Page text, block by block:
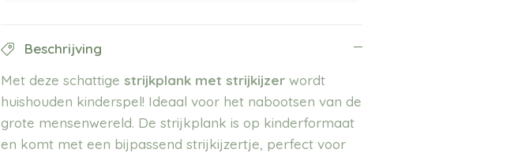
Beschrijving
Met deze schattigestrijkplank met strijkijzer wordt
huishouden kinderspel! Ideaal voor het nabootsen van de
grote mensenwereld. De strijkplank is op kinderformaat
en komt met een bijpassend strijkijzertje, perfect voor